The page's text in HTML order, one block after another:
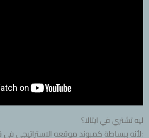
ليه تشتري في ايتالا؟
:لأنه ببساطة كمبوند موقعه الاستراتيجي في